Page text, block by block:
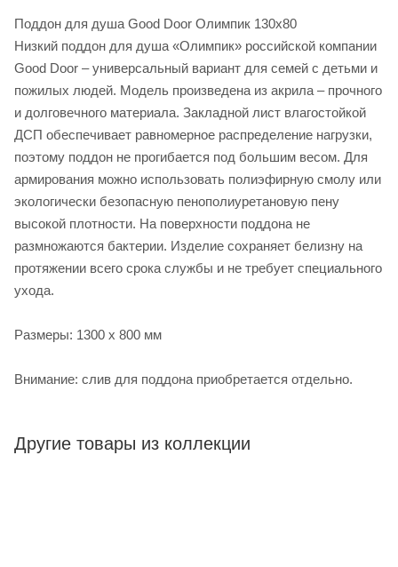
Поддон для душа Good Door Олимпик 130x80
Низкий поддон для душа «Олимпик» российской компании
Good Door – универсальный вариант для семей с детьми и
пожилых людей. Модель произведена из акрила – прочного
и долговечного материала. Закладной лист влагостойкой
ДСП обеспечивает равномерное распределение нагрузки,
поэтому поддон не прогибается под большим весом. Для
армирования можно использовать полиэфирную смолу или
экологически безопасную пенополиуретановую пену
высокой плотности. На поверхности поддона не
размножаются бактерии. Изделие сохраняет белизну на
протяжении всего срока службы и не требует специального
ухода.
Размеры: 1300 х 800 мм
Внимание: слив для поддона приобретается отдельно.
Другие товары из коллекции